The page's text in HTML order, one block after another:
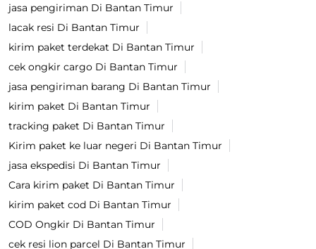
jasa pengiriman Di Bantan Timur
lacak resi Di Bantan Timur
kirim paket terdekat Di Bantan Timur
cek ongkir cargo Di Bantan Timur
jasa pengiriman barang Di Bantan Timur
kirim paket Di Bantan Timur
tracking paket Di Bantan Timur
Kirim paket ke luar negeri Di Bantan Timur
jasa ekspedisi Di Bantan Timur
Cara kirim paket Di Bantan Timur
kirim paket cod Di Bantan Timur
COD Ongkir Di Bantan Timur
cek resi lion parcel Di Bantan Timur